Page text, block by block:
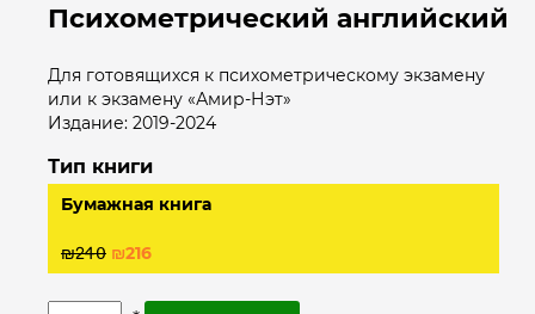
Психометрический английский
Для готовящихся к психометрическому экзамену
или к экзамену «Амир-Нэт»
Издание: 2019-2024
Тип книги
Бумажная книга
₪ᒿᏎ𝟢 ₪216